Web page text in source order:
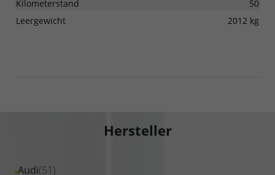
Kilometerstand
50
Leergewicht
2012 kg
Hersteller
Audi(51)
Alle